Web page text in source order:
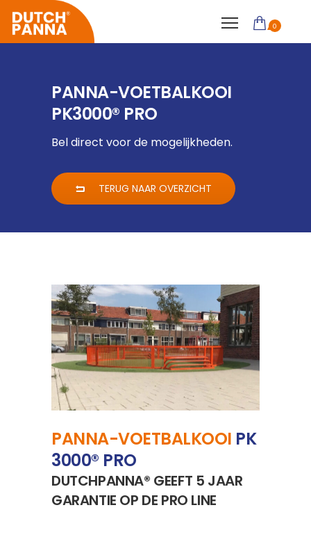
0
PANNA-VOETBALKOOI
PK3000® PRO
Bel direct voor de mogelijkheden.
TERUG NAAR OVERZICHT
PANNA-VOETBALKOOI PK
3000® PRO
DUTCHPANNA® GEEFT 5 JAAR
GARANTIE OP DE PRO LINE